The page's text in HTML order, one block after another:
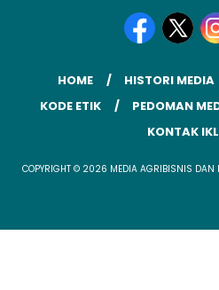
HOME HISTORI MEDIA
KODE ETIK
PEDOMAN
KONTAK
COPYRIGHT © 2026 MEDIA AGRIBISNIS DAN